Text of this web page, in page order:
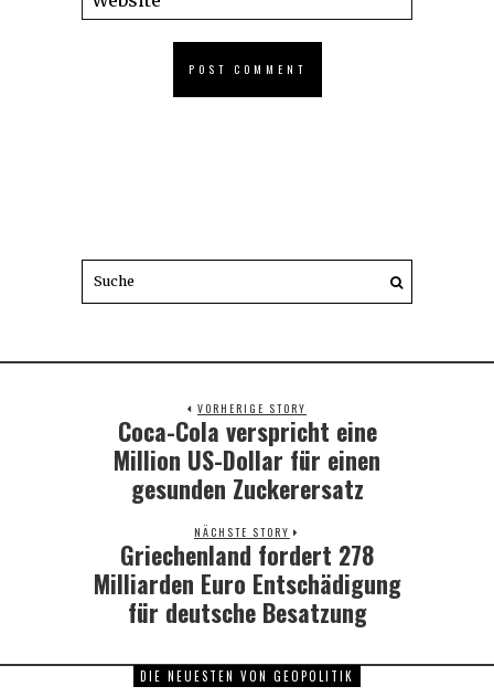
VORHERIGE STORY
Previous
post:
Coca-Cola verspricht eine
Million US-Dollar für einen
gesunden Zuckerersatz
NÄCHSTE STORY
Next
post:
Griechenland fordert 278
Milliarden Euro Entschädigung
für deutsche Besatzung
DIE NEUESTEN VON GEOPOLITIK